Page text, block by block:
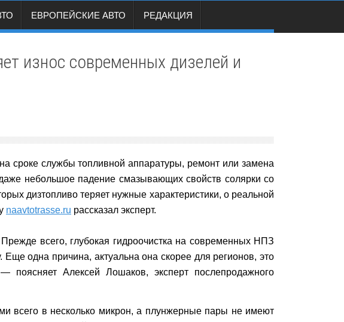
ЕВРОПЕЙСКИЕ АВТО РЕДАКЦИЯ
износ современных дизелей и
сроке службы топливной аппаратуры, ремонт или замена
небольшое падение смазывающих свойств солярки со
дизтопливо теряет нужные характеристики, о реальной
naavtotrasse.ru рассказал эксперт.
всего, глубокая гидроочистка на современных НПЗ
одна причина, актуальна она скорее для регионов, это
Алексей Лошаков, эксперт послепродажного
всего в несколько микрон, а плунжерные пары не имеют